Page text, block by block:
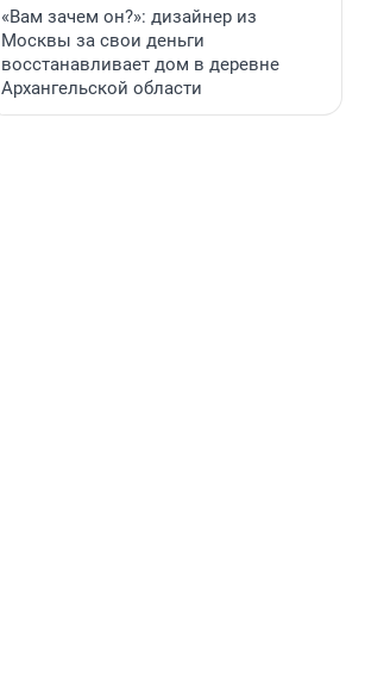
«Вам зачем он?»: дизайнер из
Москвы за свои деньги
восстанавливает дом в деревне
Архангельской области